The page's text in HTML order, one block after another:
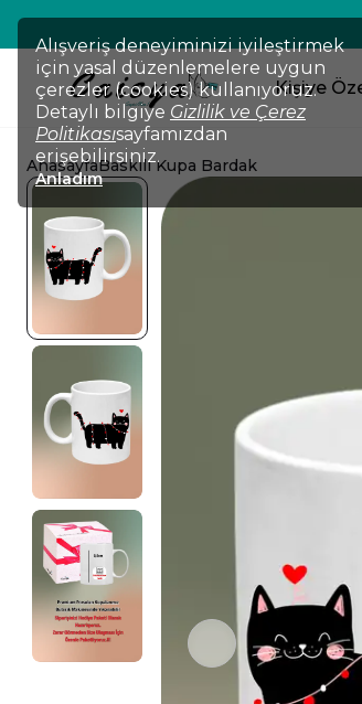
Alışveriş deneyiminizi iyileştirmek
için yasal düzenlemelere uygun
çerezler (cookies) kullanıyoruz.
Detaylı bilgiye Gizlilik ve Çerez
Politikasısayfamızdan
erişebilirsiniz.
Anladım
💸TÜM
Kişiye
AnasayfaBaskılı Kupa Bardak